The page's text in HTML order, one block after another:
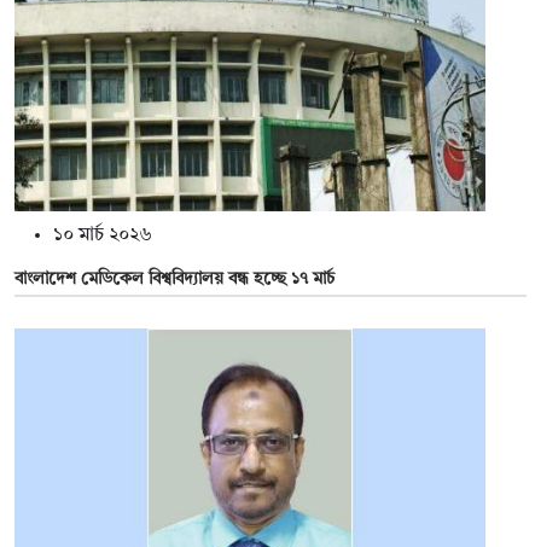
১০ মার্চ ২০২৬
বাংলাদেশ মেডিকেল বিশ্ববিদ্যালয় বন্ধ হচ্ছে ১৭ মার্চ